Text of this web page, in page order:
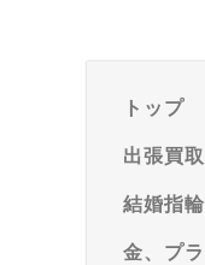
トップ
出張買
結婚指
金、プ